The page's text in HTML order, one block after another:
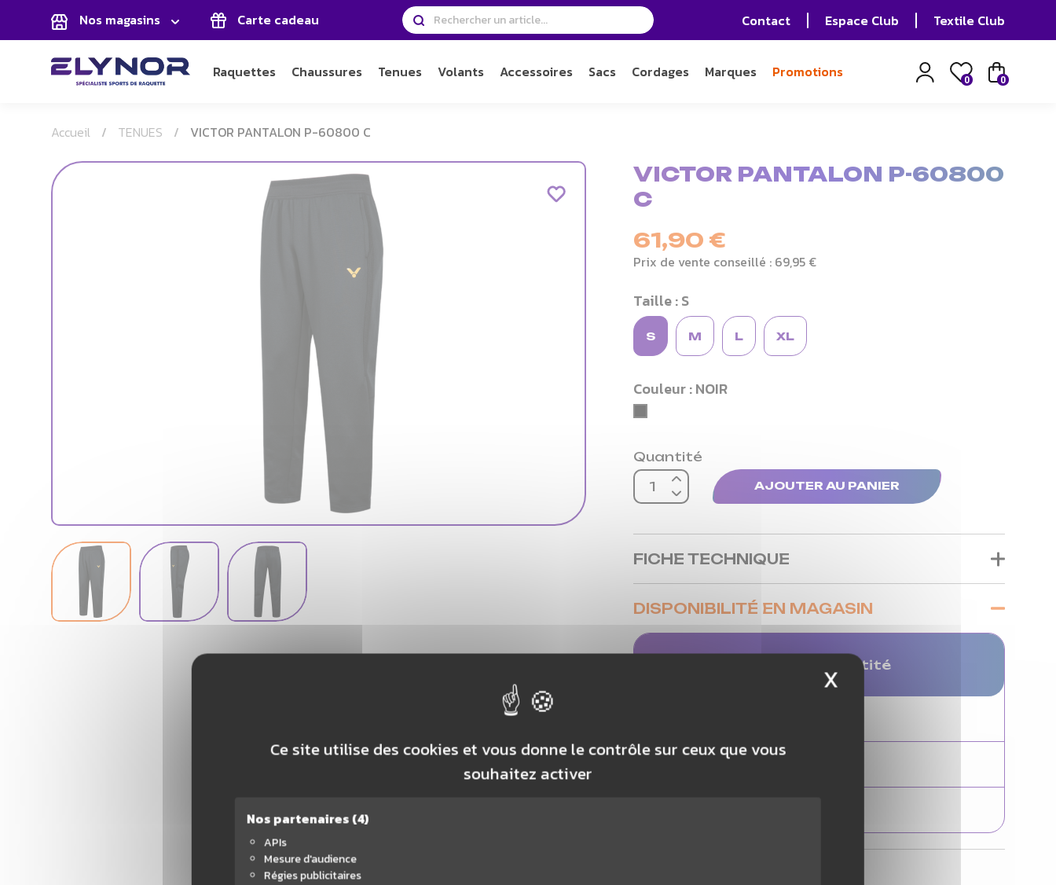
Panneau de gestion des cookies
Ce site utilise des cookies et vous donne le contrôle sur ceux que vous
souhaitez activer
Nos partenaires(4)
APIs
Mesure d'audience
Régies publicitaires
X Masquer le
Nos magasins Carte cadeau Contact Espace Club Textile Club
Raquettes Chaussures Tenues Volants Accessoires Sacs Cordages Marques Promotions 0 0
Accueil TENUES VICTOR PANTALON P-60800 C
VICTOR PANTALON P-60800
C
61,90 €
Prix de vente conseillé : 69,95 €
Taille : S
S M L XL
Couleur : NOIR
Quantité
AJOUTER AU PANIER
FICHE TECHNIQUE
DISPONIBILITÉ EN MAGASIN
Quantité